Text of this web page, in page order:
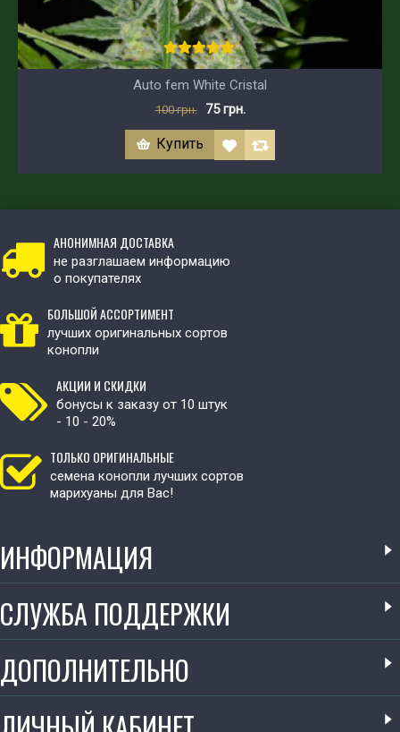
Auto fem White Cristal
100 грн. 75 грн.
Купить
АНОНИМНАЯ ДОСТАВКА
не разглашаем информацию
о покупателях
БОЛЬШОЙ АССОРТИМЕНТ
лучших оригинальных сортов
конопли
АКЦИИ И СКИДКИ
бонусы к заказу от 10 штук
- 10 - 20%
ТОЛЬКО ОРИГИНАЛЬНЫЕ
семена конопли лучших сортов
марихуаны для Вас!
ИНФОРМАЦИЯ
СЛУЖБА ПОДДЕРЖКИ
ДОПОЛНИТЕЛЬНО